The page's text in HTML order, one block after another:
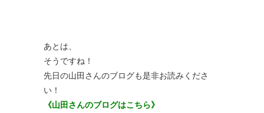
あとは、
そうですね！
先日の山田さんのブログも是非お読みくださ
い！
《山田さんのブログはこちら》